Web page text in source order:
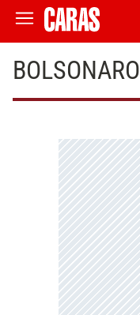
BOLSONARO